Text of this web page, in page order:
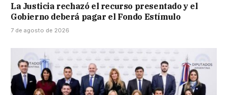
La Justicia rechazó el recurso presentado y el
Gobierno deberá pagar el Fondo Estímulo
7 de agosto de 2026